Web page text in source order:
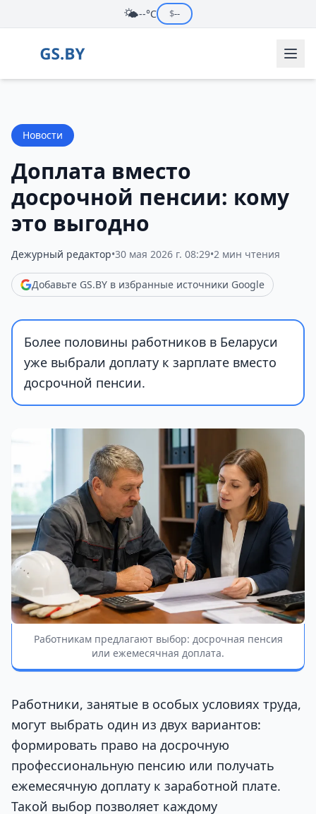
🌤️--°C $--
Новости
Доплата вместо
досрочной пенсии: кому
это выгодно
Дежурный редактор•30 мая 2026 г. 08:29•2 мин чтения
Добавьте GS.BY в избранные источники Google
Более половины работников в Беларуси
уже выбрали доплату к зарплате вместо
досрочной пенсии.
Работникам предлагают выбор: досрочная пенсия
или ежемесячная доплата.
Работники, занятые в особых условиях труда,
могут выбрать один из двух вариантов:
формировать право на досрочную
профессиональную пенсию или получать
ежемесячную доплату к заработной плате.
Такой выбор позволяет каждому